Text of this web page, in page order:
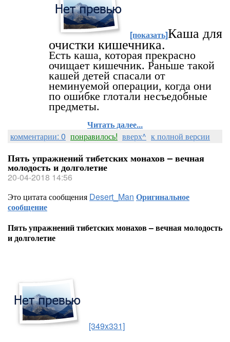
[показать]Каша для
очистки кишечника.
Есть каша, которая прекрасно
очищает кишечник. Раньше такой
кашей детей спасали от
неминуемой операции, когда они
по ошибке глотали несъедобные
предметы.
Читать далее...
комментарии: 0 понравилось! вверх^ к полной версии
Пять упражнений тибетских монахов – вечная
молодость и долголетие
20-04-2018 14:56
Это цитата сообщения Desert_Man Оригинальное
сообщение
Пять упражнений тибетских монахов – вечная молодость
и долголетие
[349x331]